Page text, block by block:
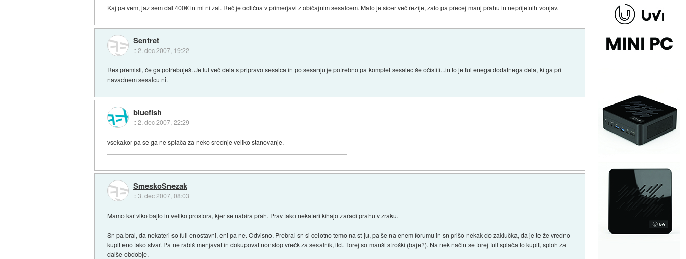
Kaj pa vem, jaz sem dal 400€ in mi ni žal. Reč je odlična v primerjavi z običajnim sesalcem. Malo je sicer več režije, zato pa precej manj prahu in neprijetnih vonjav.
Sentret
::2. dec 2007, 19:22
Res premisli, če ga potrebuješ. Je ful več dela s pripravo sesalca in po sesanju je potrebno pa komplet sesalec še očistiti...in to je ful enega dodatnega dela, ki ga pri
navadnem sesalcu ni.
bluefish
::2. dec 2007, 22:29
vsekakor pa se ga ne splača za neko srednje veliko stanovanje.
SmeskoSnezak
::3. dec 2007, 08:03
Mamo kar vlko bajto in veliko prostora, kjer se nabira prah. Prav tako nekateri kihajo zaradi prahu v zraku.
Sn pa bral, da nekateri so full enostavni, eni pa ne. Odvisno. Prebral sn si celotno temo na st-ju, pa še na enem forumu in sn prišo nekak do zaklučka, da je te že vredno
kupit eno tako stvar. Pa ne rabiš menjavat in dokupovat nonstop vrečk za sesalnik, itd. Torej so manši stroški (baje?). Na nek način se torej full splača to kupit, sploh za
dalše obdobje.